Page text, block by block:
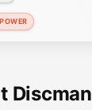
Discman